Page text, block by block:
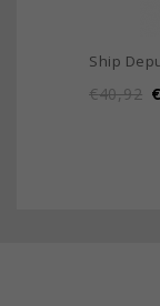
Ship
€40,92 €